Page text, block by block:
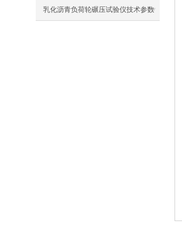
乳化沥青负荷轮碾压试验仪技术参数